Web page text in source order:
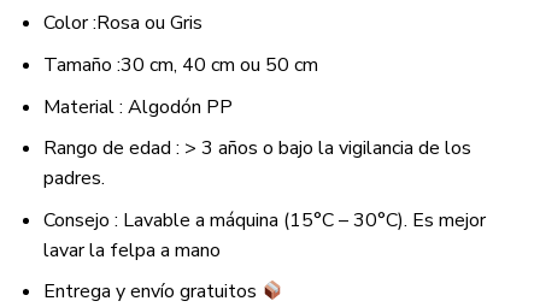
Color :Rosa ou Gris
Tamaño :30 cm, 40 cm ou 50 cm
Material : Algodón PP
Rango de edad : > 3 años o bajo la vigilancia de los
padres.
Consejo : Lavable a máquina (15°C – 30°C). Es mejor
lavar la felpa a mano
Entrega y envío gratuitos